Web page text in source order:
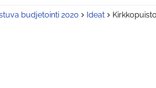
budjetointi 2020 Ideat